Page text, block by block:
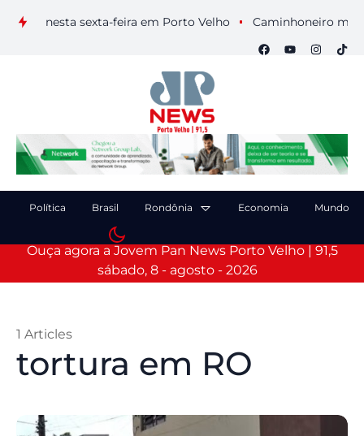
nesta sexta-feira em Porto Velho Caminhoneiro morre
Política Brasil Rondônia Economia Mundo
Ouça agora a Jovem Pan News Porto Velho | 91,5
sábado, 8 - agosto - 2026
tortura em RO
1 Articles